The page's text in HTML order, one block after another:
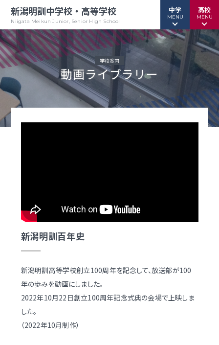
新潟明訓中学校・高等学校
Niigata Meikun Junior, Senior High School
中学
MENU
行事予定 緊急情報
明訓の学び GSC
学校案内
（デジタルパンフ）
入試情報
募集要項・
入学検査実施状況
高校
MENU
行事予定 緊急情報
学校案内
（デジタルパンフ）
明訓の学び GSC
入学案内
インターネット出願
入学検査実施状況
学校案内
動画ライブラリー
新潟明訓百年史
新潟明訓高等学校創立100周年を記念して、放送部が100
年の歩みを動画にしました。
2022年10月22日創立100周年記念式典の会場で上映しま
した。
（2022年10月制作）